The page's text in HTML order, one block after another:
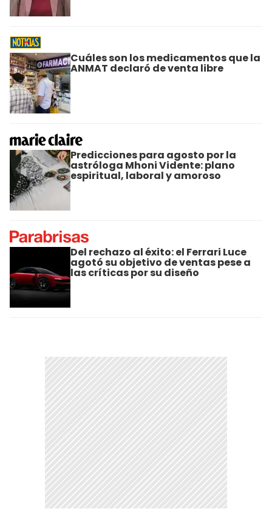
Cuáles son los medicamentos que la
ANMAT declaró de venta libre
Predicciones para agosto por la
astróloga Mhoni Vidente: plano
espiritual, laboral y amoroso
Del rechazo al éxito: el Ferrari Luce
agotó su objetivo de ventas pese a
las críticas por su diseño